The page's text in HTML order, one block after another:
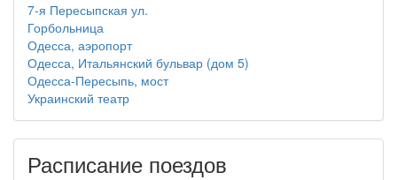
7-я Пересыпская ул.
Горбольница
Одесса, аэропорт
Одесса, Итальянский бульвар (дом 5)
Одесса-Пересыпь, мост
Украинский театр
Расписание поездов